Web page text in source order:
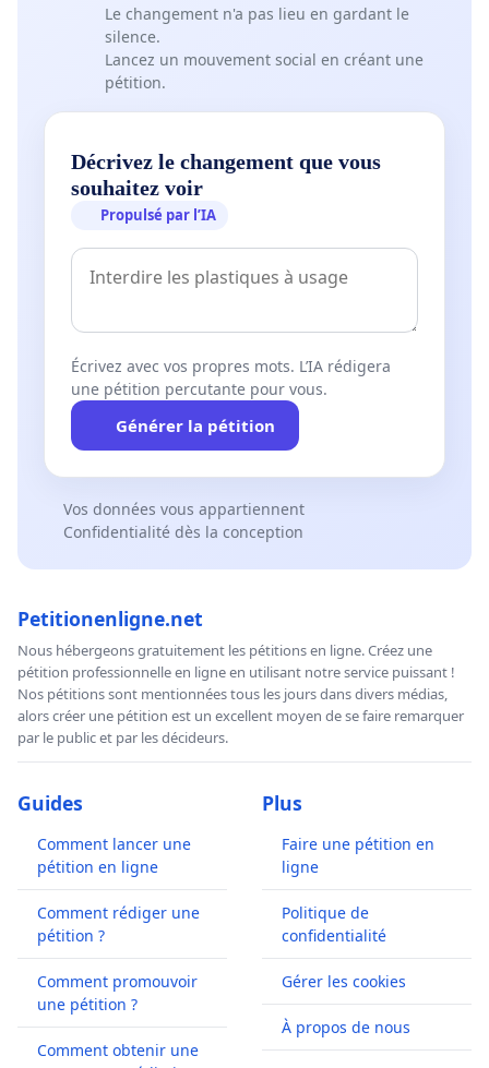
Le changement n'a pas lieu en gardant le
silence.
Lancez un mouvement social en créant une
pétition.
Décrivez le changement que vous
souhaitez voir
Propulsé par l’IA
Écrivez avec vos propres mots. L’IA rédigera
une pétition percutante pour vous.
Générer la pétition
Vos données vous appartiennent
Confidentialité dès la conception
Petitionenligne.net
Nous hébergeons gratuitement les pétitions en ligne. Créez une
pétition professionnelle en ligne en utilisant notre service puissant !
Nos pétitions sont mentionnées tous les jours dans divers médias,
alors créer une pétition est un excellent moyen de se faire remarquer
par le public et par les décideurs.
Guides
Comment lancer une
pétition en ligne
Comment rédiger une
pétition ?
Comment promouvoir
une pétition ?
Comment obtenir une
Plus
Faire une pétition en
ligne
Politique de
confidentialité
Gérer les cookies
À propos de nous